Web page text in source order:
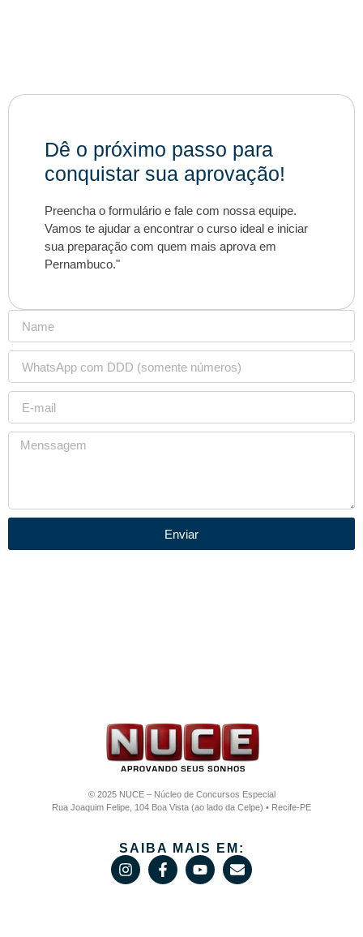
Dê o próximo passo para
conquistar sua aprovação!
Preencha o formulário e fale com nossa equipe.
Vamos te ajudar a encontrar o curso ideal e iniciar
sua preparação com quem mais aprova em
Pernambuco."
Enviar
© 2025 NUCE – Núcleo de Concursos Especial
Rua Joaquim Felipe, 104 Boa Vista (ao lado da Celpe) • Recife-PE
SAIBA MAIS EM: